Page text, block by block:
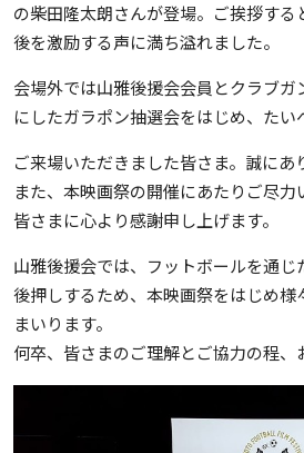
の柴田隆太朗さんが登場。ご挨拶する
後を激励する声に満ち溢れました。
会場外では山雅後援会会員とクラブガ
にしたガラポン抽選会をはじめ、たい
ご来場いただきました皆さま。誠にあ
また、本映画祭の開催にあたりご尽力
皆さまに心より感謝申し上げます。
山雅後援会では、フットボールを通じ
後押しするため、本映画祭をはじめ様
まいります。
何卒、皆さまのご理解とご協力の程、